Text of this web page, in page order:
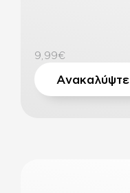
Ανακαλύψτε
9,99€